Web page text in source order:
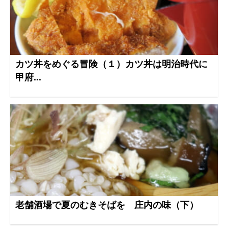
カツ丼をめぐる冒険（１）カツ丼は明治時代に
甲府...
老舗酒場で夏のむきそばを 庄内の味（下）